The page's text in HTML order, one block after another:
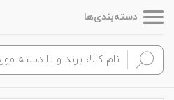
دسته‌بندی‌ها